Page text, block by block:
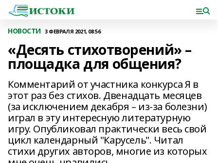
НОВОСТИ 3 ФЕВРАЛЯ 2021, 08:56
«Десять стихотворений» –
площадка для общения?
Комментарий от участника конкурса Я в
этот раз без стихов. Двенадцать месяцев
(за исключением декабря – из-за болезни)
играл в эту интересную литературную
игру. Опубликовал практически весь свой
цикл календарный "Карусель". Читал
стихи других авторов, многие из которых